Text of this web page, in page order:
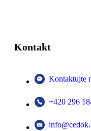
Kontakt
Kontaktujte
+420 296